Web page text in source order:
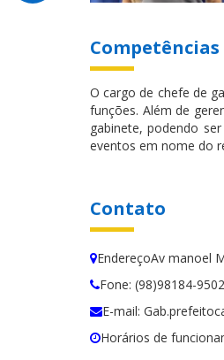
Competências
O cargo de chefe de
funções. Além de
gabinete, podendo
eventos em nome do
Contato
EndereçoAv manoel
Fone: (98)98184-9502
E-mail:
Horários de